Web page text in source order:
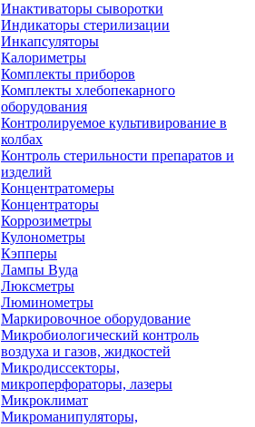
Инактиваторы сыворотки
Индикаторы стерилизации
Инкапсуляторы
Калориметры
Комплекты приборов
Комплекты хлебопекарного
оборудования
Контролируемое культивирование в
колбах
Контроль стерильности препаратов и
изделий
Концентратомеры
Концентраторы
Коррозиметры
Кулонометры
Кэпперы
Лампы Вуда
Люксметры
Люминометры
Маркировочное оборудование
Микробиологический контроль
воздуха и газов, жидкостей
Микродиссекторы,
микроперфораторы, лазеры
Микроклимат
Микроманипуляторы,